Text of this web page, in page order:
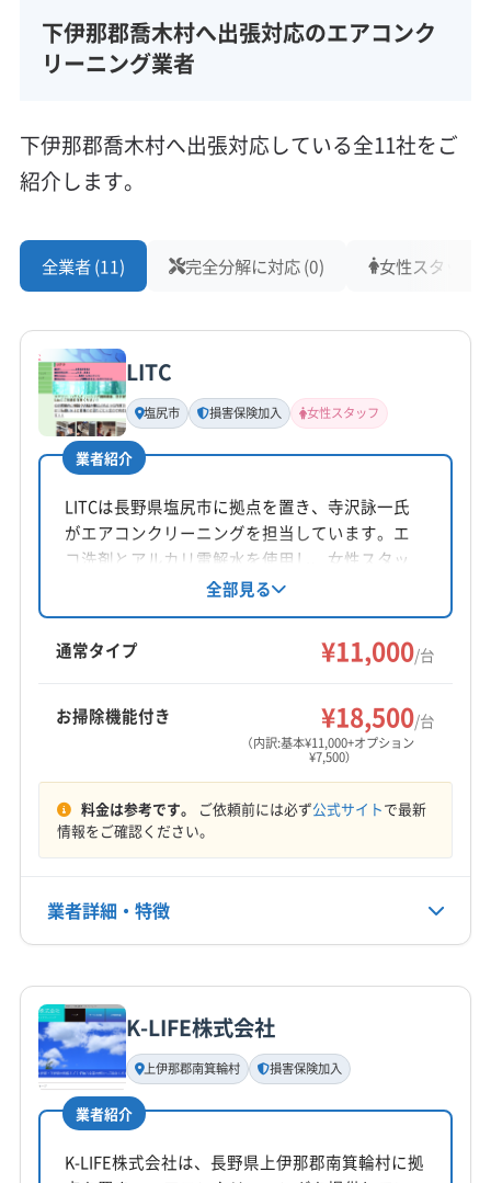
下伊那郡喬木村へ出張対応のエアコンク
リーニング業者
下伊那郡喬木村へ出張対応している全11社をご
紹介します。
全業者 (11) 完全分解に対応 (0) 女性スタッフ
LITC
塩尻市 損害保険加入 女性スタッフ
業者紹介
LITCは長野県塩尻市に拠点を置き、寺沢詠一氏
がエアコンクリーニングを担当しています。エ
コ洗剤とアルカリ電解水を使用し、女性スタッ
フ同行も可能。損害保険加入済みで安心です。
丁寧な作業報告とアフターフォローで快適な空
間を提供します。
全部見る
通常タイプ ¥11,000/台
お掃除機能付き ¥18,500/台
（内訳:基本¥11,000+オプション
¥7,500）
料金は参考です。 ご依頼前には必ず公式サイトで最新
情報をご確認ください。
業者詳細・特徴
基本情報
代表者名
寺沢詠一
所在地
長野県塩尻市
K-LIFE株式会社
上伊那郡南箕輪村 損害保険加入
業者紹介
K-LIFE株式会社は、長野県上伊那郡南箕輪村に拠